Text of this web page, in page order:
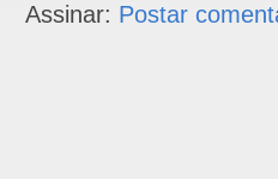
Assinar: Postar